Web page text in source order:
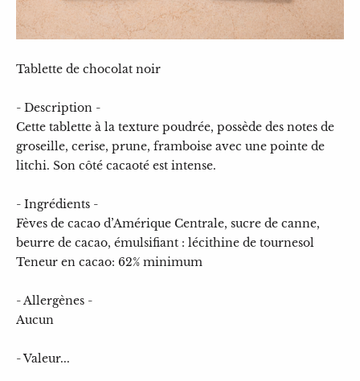
Tablette de chocolat noir
- Description -
Cette tablette à la texture poudrée, possède des notes de
groseille, cerise, prune, framboise avec une pointe de
litchi. Son côté cacaoté est intense.
- Ingrédients -
Fèves de cacao d’Amérique Centrale, sucre de canne,
beurre de cacao, émulsifiant : lécithine de tournesol
Teneur en cacao: 62% minimum
- Allergènes -
Aucun
- Valeur...